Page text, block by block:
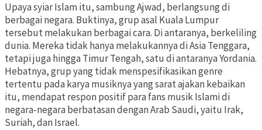
Upaya syiar Islam itu, sambung Ajwad, berlangsung di
berbagai negara. Buktinya, grup asal Kuala Lumpur
tersebut melakukan berbagai cara. Di antaranya, berkeliling
dunia. Mereka tidak hanya melakukannya di Asia Tenggara,
tetapi juga hingga Timur Tengah, satu di antaranya Yordania.
Hebatnya, grup yang tidak menspesifikasikan genre
tertentu pada karya musiknya yang sarat ajakan kebaikan
itu, mendapat respon positif para fans musik Islami di
negara-negara berbatasan dengan Arab Saudi, yaitu Irak,
Suriah, dan Israel.